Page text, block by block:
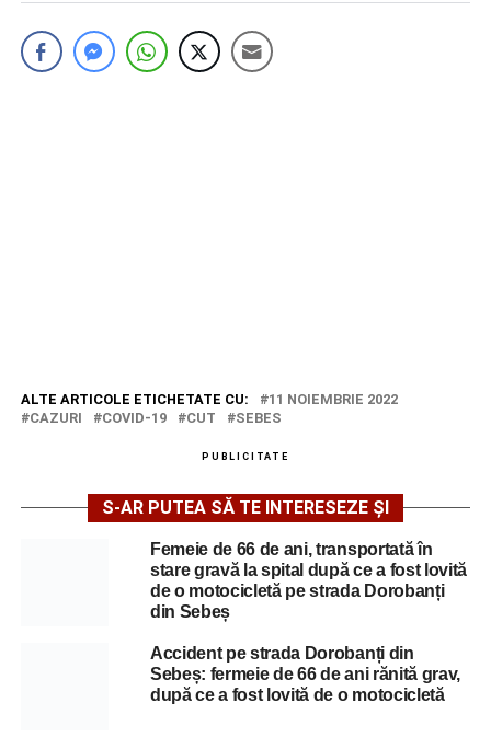
ALTE ARTICOLE ETICHETATE CU:
11 NOIEMBRIE 2022
CAZURI
COVID-19 CUT SEBES
PUBLICITATE
S-AR PUTEA SĂ TE INTERESEZE ȘI
Femeie de 66 de ani, transportată în
stare gravă la spital după ce a fost lovită
de o motocicletă pe strada Dorobanți
din Sebeș
Accident pe strada Dorobanți din
Sebeș: fermeie de 66 de ani rănită grav,
după ce a fost lovită de o motocicletă